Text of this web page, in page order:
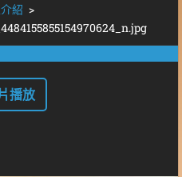
紹 >
播放